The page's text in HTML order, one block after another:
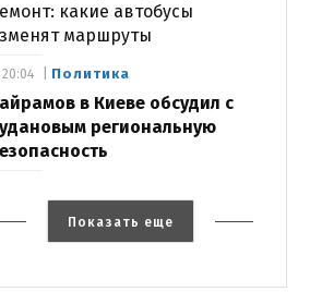
какие автобусы
маршруты
Политика
в Киеве обсудил с
региональную
20:04
Показать еще